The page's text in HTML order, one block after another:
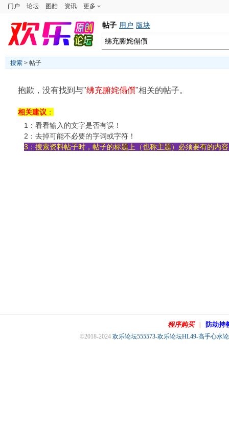
门户 论坛 图酷 资讯 更多
帖子 用户 版块
搜索 > 帖子
抱歉，没有找到与"绋充腑姹傝儨"相关的帖子。
相关建议 ：
1：看看输入的文字是否有误！
2：去掉可能不必要的字词或字符！
3：搜索资料帖子时，帖子的标题上（也称主题）必须要有的内
程序购买 防劫持
©2018-2024 欢乐论坛555573-欢乐论坛HL49-高手心水